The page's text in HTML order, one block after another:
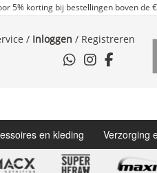
5% korting bij bestellingen boven de
/ Inloggen / Registreren
en kleding Verzorging